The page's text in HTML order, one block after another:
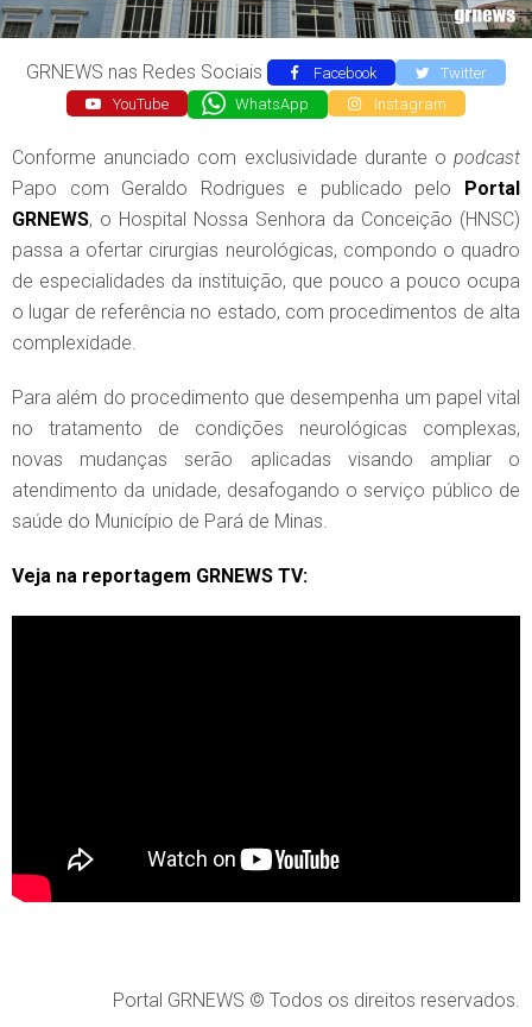
GRNEWS nas Redes Sociais Facebook
Twitter
YouTube
WhatsApp Instagram
Conforme anunciado com exclusividade durante o podcast
Papo com Geraldo Rodrigues e publicado pelo
Portal
GRNEWS, o Hospital Nossa Senhora da Conceição (HNSC)
passa a ofertar cirurgias neurológicas, compondo o quadro
de especialidades da instituição, que pouco a pouco ocupa
o lugar de referência no estado, com procedimentos de alta
complexidade.
Para além do procedimento que desempenha um papel vital
no tratamento de condições neurológicas complexas,
novas mudanças serão aplicadas visando ampliar o
atendimento da unidade, desafogando o serviço público de
saúde do Município de Pará de Minas.
Veja na reportagem GRNEWS TV:
Portal GRNEWS © Todos os direitos reservados.